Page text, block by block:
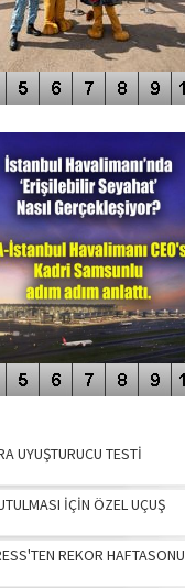
HAVALİMANI
UYUŞTURUCU TESTİ
İÇİN ÖZEL UÇUŞ
REKOR HAFTASONU